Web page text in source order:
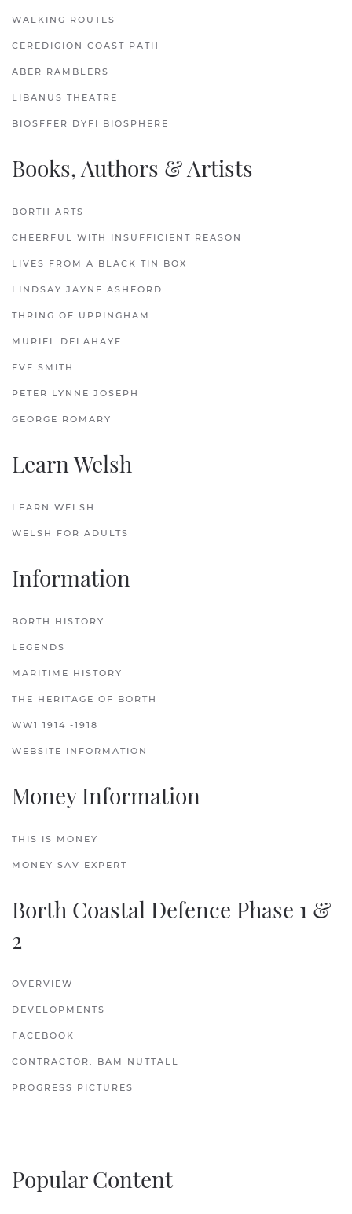
WALKING ROUTES
CEREDIGION COAST PATH
ABER RAMBLERS
LIBANUS THEATRE
BIOSFFER DYFI BIOSPHERE
Books, Authors & Artists
BORTH ARTS
CHEERFUL WITH INSUFFICIENT REASON
LIVES FROM A BLACK TIN BOX
LINDSAY JAYNE ASHFORD
THRING OF UPPINGHAM
MURIEL DELAHAYE
EVE SMITH
PETER LYNNE JOSEPH
GEORGE ROMARY
Learn Welsh
LEARN WELSH
WELSH FOR ADULTS
Information
BORTH HISTORY
LEGENDS
MARITIME HISTORY
THE HERITAGE OF BORTH
WW1 1914 -1918
WEBSITE INFORMATION
Money Information
THIS IS MONEY
MONEY SAV EXPERT
Borth Coastal Defence Phase 1 &
2
OVERVIEW
DEVELOPMENTS
FACEBOOK
CONTRACTOR: BAM NUTTALL
PROGRESS PICTURES
Popular Content